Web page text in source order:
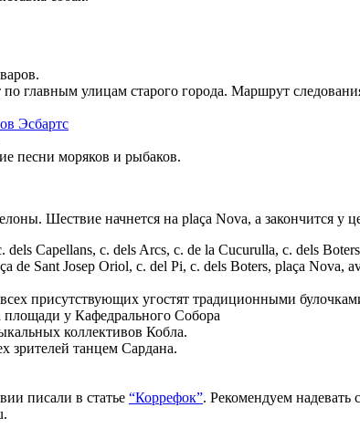
главным улицам старого города. Маршрут
Эсбартс
песни моряков и рыбаков.
Шествие начнется на plaça Nova, а закончится у
Capellans, c. dels Arcs, c. de la Cucurulla, c. dels
de Sant Josep Oriol, c. del Pi, c. dels Boters, plaça Nova,
присутствующих угостят традиционными
у Кафедрального Собора
коллективов Кобла.
зрителей танцем Сардана.
писали в статье “Коррефок”. Рекомендуем